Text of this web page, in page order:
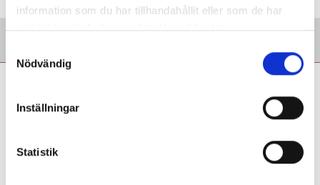
information som du har tillhandahållit eller som de har
samlat in när du har använt deras tjänster.
a
Nödvändig
Inställningar
Statistik
Återkommande tester